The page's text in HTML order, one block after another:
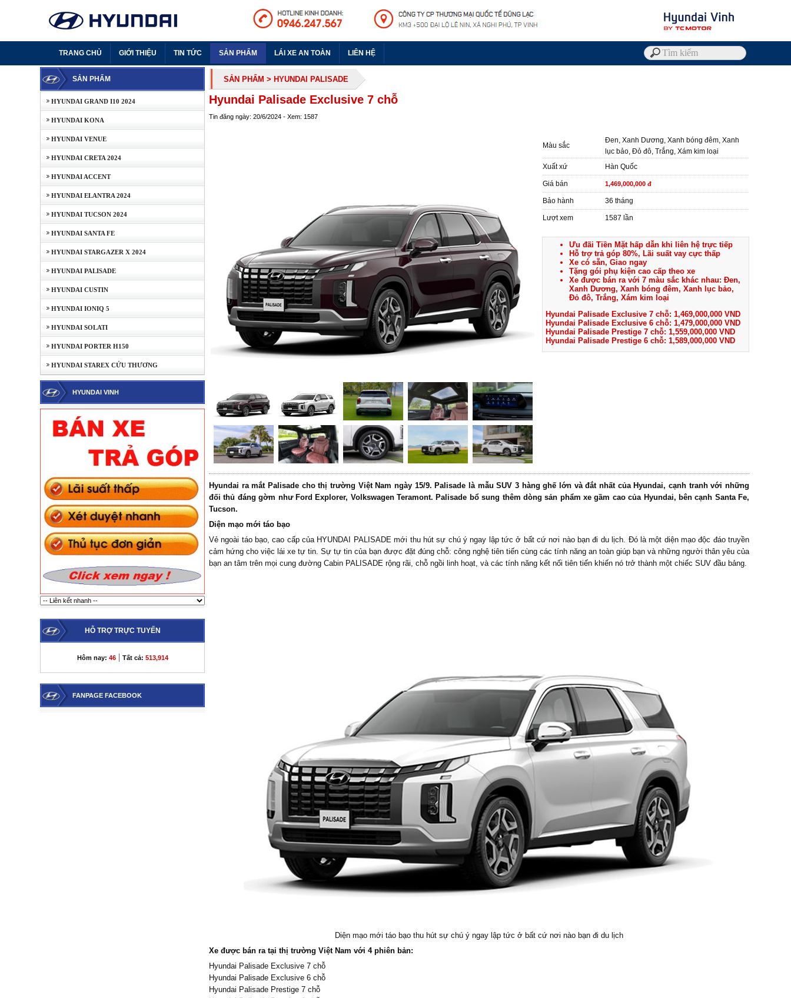
TRANG CHỦ GIỚI THIỆU TIN TỨC SẢN PHẨM LÁI XE AN TOÀN LIÊN HỆ
SẢN PHẨM
HYUNDAI GRAND I10 2024
HYUNDAI KONA
HYUNDAI VENUE
HYUNDAI CRETA 2024
HYUNDAI ACCENT
HYUNDAI ELANTRA 2024
HYUNDAI TUCSON 2024
HYUNDAI SANTA FE
HYUNDAI STARGAZER X 2024
HYUNDAI PALISADE
HYUNDAI CUSTIN
HYUNDAI IONIQ 5
HYUNDAI SOLATI
HYUNDAI PORTER H150
HYUNDAI STAREX CỨU THƯƠNG
HYUNDAI VINH
HỖ TRỢ TRỰC TUYẾN
Hôm nay: 46| Tất cả: 513,914
FANPAGE FACEBOOK
SẢN PHẨM > HYUNDAI PALISADE
Hyundai Palisade Exclusive 7 chỗ
Tin đăng ngày: 20/6/2024 - Xem: 1587
Màu sắc
Đen, Xanh Dương, Xanh bóng đêm, Xanh
lục bảo, Đỏ đô, Trắng, Xám kim loại
Xuất xứ
Hàn Quốc
Giá bán 1,469,000,000 đ
Bảo hành 36 tháng
Lượt xem 1587 lần
Ưu đãi Tiền Mặt hấp dẫn khi liên hệ trực tiếp
Hỗ trợ trả góp 80%, Lãi suất vay cực thấp
Xe có sẵn, Giao ngay
Tặng gói phụ kiện cao cấp theo xe
Xe được bán ra với 7 màu sắc khác nhau: Đen,
Xanh Dương, Xanh bóng đêm, Xanh lục bảo,
Đỏ đô, Trắng, Xám kim loại
Hyundai Palisade Exclusive 7 chỗ: 1,469,000,000 VND
Hyundai Palisade Exclusive 6 chỗ: 1,479,000,000 VND
Hyundai Palisade Prestige 7 chỗ: 1,559,000,000 VND
Hyundai Palisade Prestige 6 chỗ: 1,589,000,000 VND
Hyundai ra mắt Palisade cho thị trường Việt Nam ngày 15/9. Palisade là mẫu SUV 3 hàng ghế lớn và đắt nhất của Hyundai, cạnh tranh với những
đối thủ đáng gờm như Ford Explorer, Volkswagen Teramont. Palisade bổ sung thêm dòng sản phẩm xe gầm cao của Hyundai, bên cạnh Santa Fe,
Tucson.
Diện mạo mới táo bạo
Vẻ ngoài táo bạo, cao cấp của HYUNDAI PALISADE mới thu hút sự chú ý ngay lập tức ở bất cứ nơi nào bạn đi du lịch. Đó là một diện mạo độc đáo truyền
cảm hứng cho việc lái xe tự tin. Sự tự tin của bạn được đặt đúng chỗ: công nghệ tiên tiến cùng các tính năng an toàn giúp bạn và những người thân yêu của
bạn an tâm trên mọi cung đường Cabin PALISADE rộng rãi, chỗ ngồi linh hoạt, và các tính năng kết nối tiên tiến khiến nó trở thành một chiếc SUV đầu bảng.
Diện mạo mới táo bạo thu hút sự chú ý ngay lập tức ở bất cứ nơi nào bạn đi du lịch
Xe được bán ra tại thị trường Việt Nam với 4 phiên bản:
Hyundai Palisade Exclusive 7 chỗ
Hyundai Palisade Exclusive 6 chỗ
Hyundai Palisade Prestige 7 chỗ